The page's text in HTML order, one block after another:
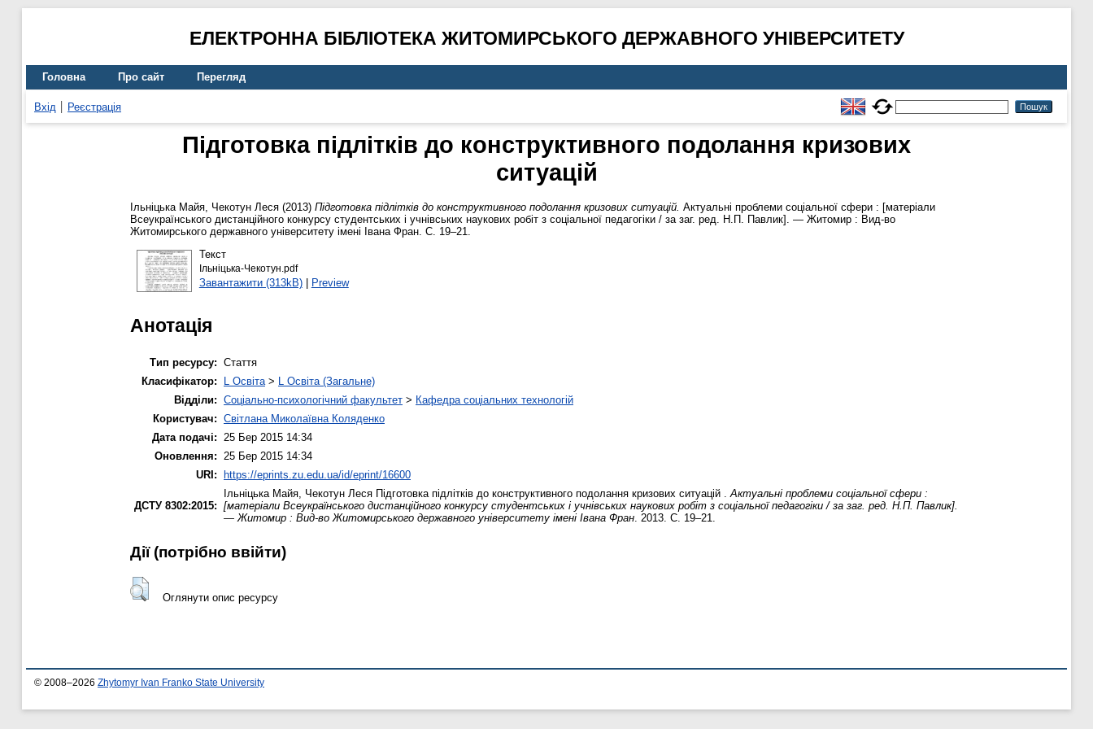
ЕЛЕКТРОННА БІБЛІОТЕКА ЖИТОМИРСЬКОГО ДЕРЖАВНОГО УНІВЕРСИТЕТУ
Головна Про сайт Перегляд
Вхід Реєстрація
Підготовка підлітків до конструктивного подолання кризових
ситуацій
Ільніцька Майя, Чекотун Леся (2013) Підготовка підлітків до конструктивного подолання кризових ситуацій. Актуальні проблеми соціальної сфери : [матеріали
Всеукраїнського дистанційного конкурсу студентських і учнівських наукових робіт з соціальної педагогіки / за заг. ред. Н.П. Павлик]. — Житомир : Вид-во
Житомирського державного університету імені Івана Фран. С. 19–21.
Текст
Ільніцька-Чекотун.pdf
Завантажити (313kB)| Preview
Анотація
Тип ресурсу: Стаття
Класифікатор:
L Освіта >
L Освіта (Загальне)
Відділи: Соціально-психологічний факультет > Кафедра соціальних технологій
Користувач: Світлана Миколаївна Коляденко
Дата подачі:
25 Бер 2015 14:34
Оновлення:
25 Бер 2015 14:34
URI:
https://eprints.zu.edu.ua/id/eprint/16600
ДСТУ 8302:2015:
Ільніцька Майя Чекотун Леся Підготовка підлітків до конструктивного подолання кризових ситуацій . Актуальні проблеми соціальної сфери :
[матеріали Всеукраїнського дистанційного конкурсу студентських і учнівських наукових робіт з соціальної педагогіки / за заг. ред. Н.П. Павлик].
— Житомир : Вид-во Житомирського державного університету імені Івана Фран . 2013. С. 19–21.
Дії ​​(потрібно ввійти)
Оглянути опис ресурсу
© 2008–2026 Zhytomyr Ivan Franko State University